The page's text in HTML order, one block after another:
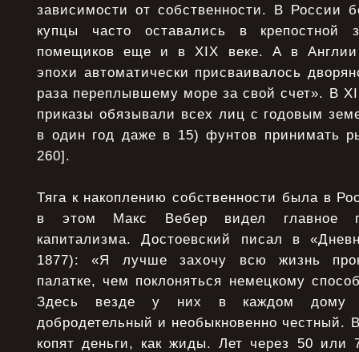
зависимости от собственности. В России
купцы часто оставались в крепостной
помещиков еще и в XIX веке. А в Англии
эпохи автоматически присваивалось
раза переплывшему море за свой счет». В
приказы обязывали всех лиц с годовым
в один год даже в 15) фунтов принимать
260].
Тяга к накоплению собственности была в
в этом Макс Вебер видел главное
капитализма. Достоевский писал в
1877): «Я лучше захочу всю жизнь
палатке, чем поклоняться немецкому
Здесь везде у них в каждом дому
добродетельный и необыкновенно честный.
копят деньги, как жиды. Лет через 50 или